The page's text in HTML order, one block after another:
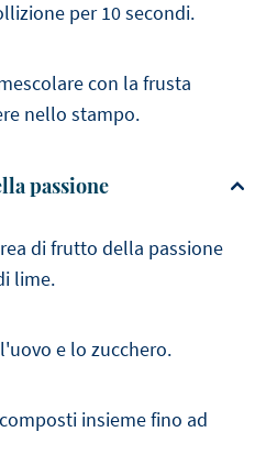
per 10 secondi.
con la frusta
nello stampo.
passione
di frutto della passione
lime.
e lo zucchero.
insieme fino ad